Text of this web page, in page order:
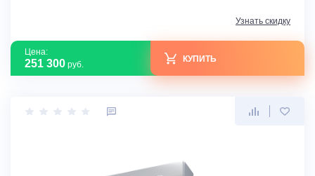
Узнать скидку
Цена:
251 300 руб.
КУПИТЬ